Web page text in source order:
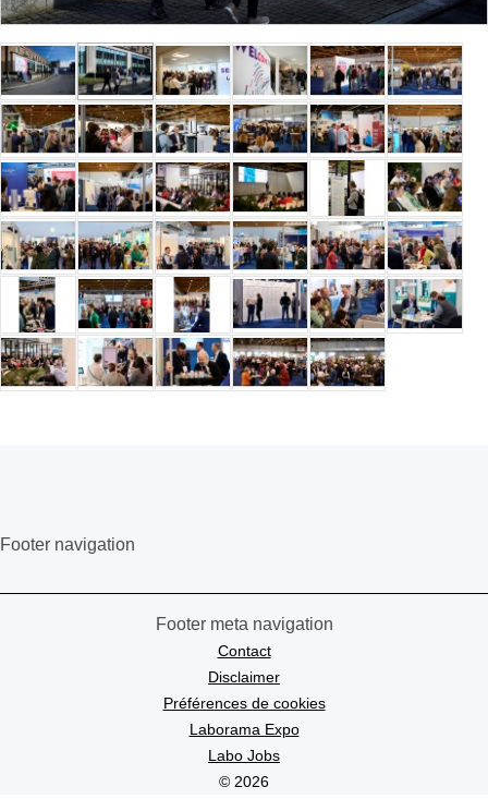
Footer navigation
Footer meta navigation
Contact
Disclaimer
Préférences de cookies
Laborama Expo
Labo Jobs
© 2026